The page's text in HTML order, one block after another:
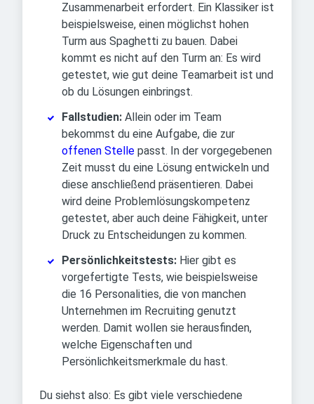
Zusammenarbeit erfordert. Ein Klassiker ist
beispielsweise, einen möglichst hohen
Turm aus Spaghetti zu bauen. Dabei
kommt es nicht auf den Turm an: Es wird
getestet, wie gut deine Teamarbeit ist und
ob du Lösungen einbringst.
Fallstudien: Allein oder im Team
bekommst du eine Aufgabe, die zur
offenen Stelle passt. In der vorgegebenen
Zeit musst du eine Lösung entwickeln und
diese anschließend präsentieren. Dabei
wird deine Problemlösungskompetenz
getestet, aber auch deine Fähigkeit, unter
Druck zu Entscheidungen zu kommen.
Persönlichkeitstests: Hier gibt es
vorgefertigte Tests, wie beispielsweise
die 16 Personalities, die von manchen
Unternehmen im Recruiting genutzt
werden. Damit wollen sie herausfinden,
welche Eigenschaften und
Persönlichkeitsmerkmale du hast.
Du siehst also: Es gibt viele verschiedene